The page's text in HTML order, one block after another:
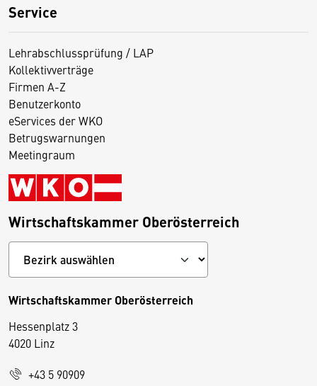
Service
Lehrabschlussprüfung / LAP
Kollektivverträge
Firmen A-Z
Benutzerkonto
eServices der WKO
Betrugswarnungen
Meetingraum
Wirtschaftskammer Oberösterreich
Wirtschaftskammer Oberösterreich
Hessenplatz 3
4020 Linz
+43 5 90909